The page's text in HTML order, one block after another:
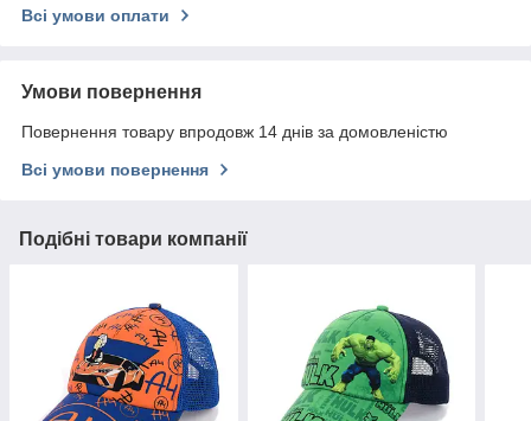
Всі умови оплати
Умови повернення
Повернення товару впродовж 14 днів за домовленістю
Всі умови повернення
Подібні товари компанії